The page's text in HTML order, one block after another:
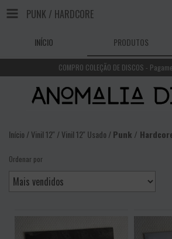
PUNK / HARDCORE
INÍCIO PRODUTOS
COMPRO COLEÇÃO DE DISCOS -
Início /Vinil 12'' /Vinil 12'' Usado /Punk /
Ordenar por